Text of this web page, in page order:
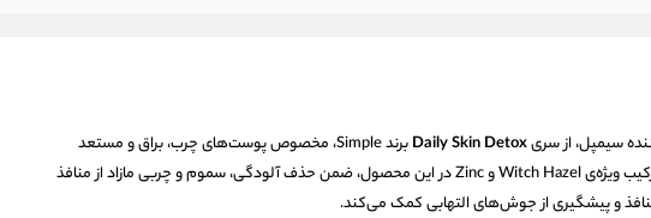
سیمپل، از سریDaily Skin Detox
برند Simple، مخصوص پوست‌های چرب، براق و مستعد
جوش طراحی شده است. ترکیب ویژه‌ی Witch Hazel و Zinc در این محصول، ضمن حذف آلودگی، سموم و چربی مازاد از منافذ
و پیشگیری از جوش‌های التهابی کمک می‌کند.